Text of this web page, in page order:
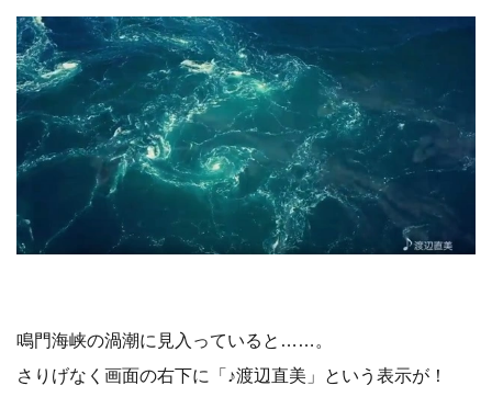
鳴門海峡の渦潮に見入っていると……。
さりげなく画面の右下に「♪渡辺直美」という表示が！